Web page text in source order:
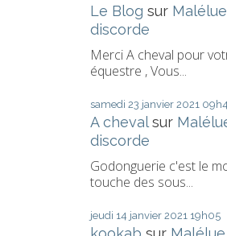
Le Blog sur
discorde
Merci A cheval pour
équestre , Vous...
samedi 23 janvier 2021
A chevalsur
discorde
Godonguerie c'est le
touche des sous...
jeudi 14 janvier 2021 19h05